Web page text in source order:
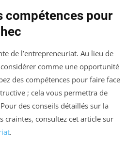
compétences pour
de l’entrepreneuriat. Au lieu de
comme une opportunité
des compétences pour faire face
; cela vous permettra de
des conseils détaillés sur la
craintes, consultez cet article sur
.